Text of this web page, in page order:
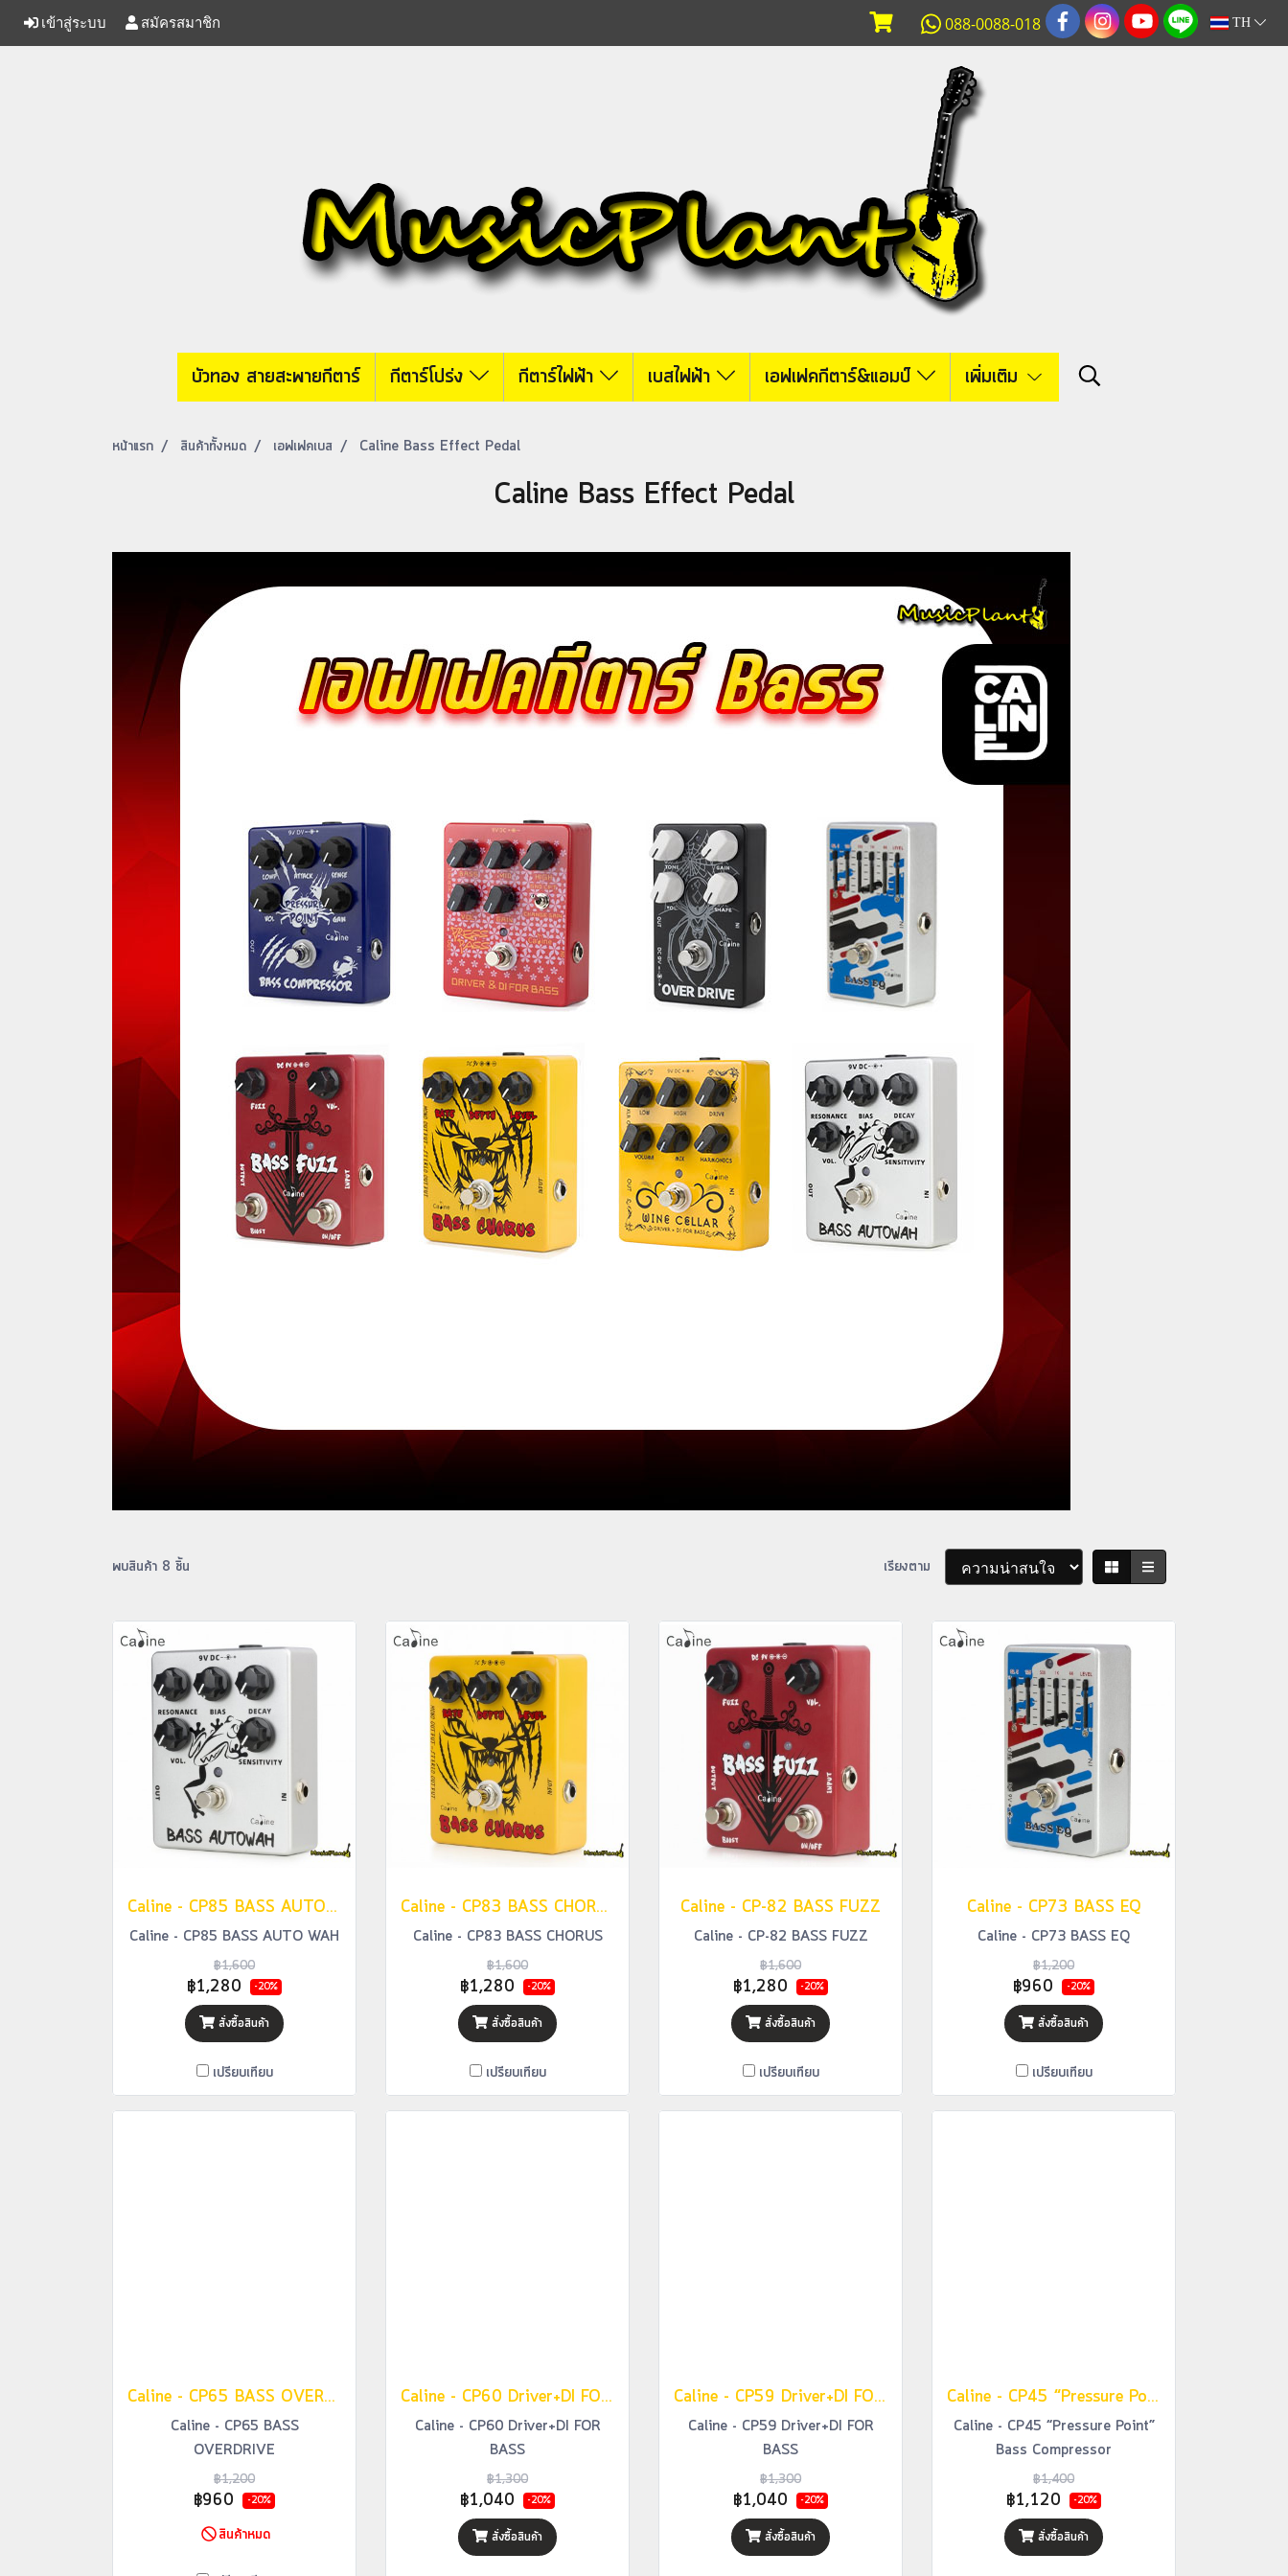
เข้าสู่ระบบ สมัครสมาชิก 088-0088-018 TH
บัวทอง สายสะพายกีตาร์ กีตาร์โปร่ง กีตาร์ไฟฟ้า เบสไฟฟ้า เอฟเฟคกีตาร์&แอมป์ เพิ่มเติม
หน้าแรก สินค้าทั้งหมด เอฟเฟคเบส Caline Bass Effect Pedal
Caline Bass Effect Pedal
พบสินค้า 8 ชิ้น เรียงตาม
Caline - CP85 BASS AUTO WAH
Caline - CP85 BASS AUTO WAH
฿1,600
฿1,280 -20%
สั่งซื้อสินค้า
เปรียบเทียบ
Caline - CP83 BASS CHORUS
Caline - CP83 BASS CHORUS
฿1,600
฿1,280 -20%
สั่งซื้อสินค้า
เปรียบเทียบ
Caline - CP-82 BASS FUZZ
Caline - CP-82 BASS FUZZ
฿1,600
฿1,280 -20%
สั่งซื้อสินค้า
เปรียบเทียบ
Caline - CP73 BASS EQ
Caline - CP73 BASS EQ
฿1,200
฿960 -20%
สั่งซื้อสินค้า
เปรียบเทียบ
Caline - CP65 BASS OVERDRIVE
Caline - CP65 BASS
OVERDRIVE
฿1,200
฿960 -20%
สินค้าหมด
Caline - CP60 Driver+DI FOR BASS
Caline - CP60 Driver+DI FOR
BASS
฿1,300
฿1,040 -20%
สั่งซื้อสินค้า
Caline - CP59 Driver+DI FOR BASS
Caline - CP59 Driver+DI FOR
BASS
฿1,300
฿1,040 -20%
สั่งซื้อสินค้า
Caline - CP45 “Pressure Point” Bass Compressor
Caline - CP45 “Pressure Point”
Bass Compressor
฿1,400
฿1,120 -20%
สั่งซื้อสินค้า